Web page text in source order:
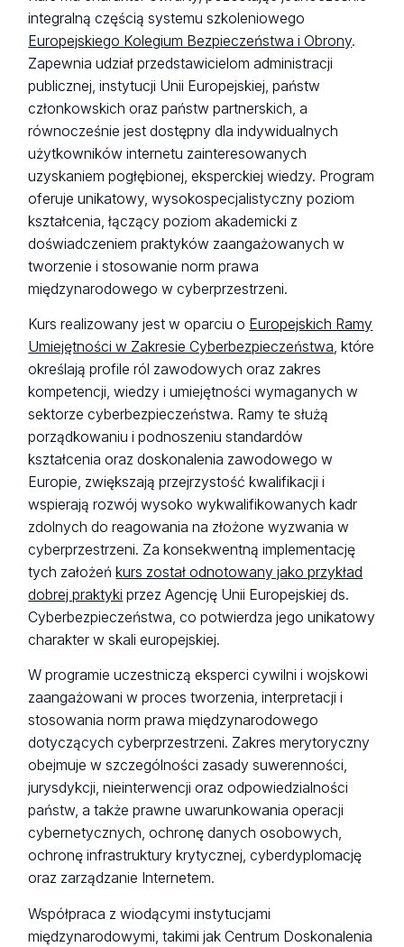
integralną częścią systemu szkoleniowego
Europejskiego Kolegium Bezpieczeństwa i Obrony.
Zapewnia udział przedstawicielom administracji
publicznej, instytucji Unii Europejskiej, państw
członkowskich oraz państw partnerskich, a
równocześnie jest dostępny dla indywidualnych
użytkowników internetu zainteresowanych
uzyskaniem pogłębionej, eksperckiej wiedzy. Program
oferuje unikatowy, wysokospecjalistyczny poziom
kształcenia, łączący poziom akademicki z
doświadczeniem praktyków zaangażowanych w
tworzenie i stosowanie norm prawa
międzynarodowego w cyberprzestrzeni.
Kurs realizowany jest w oparciu o Europejskich Ramy
Umiejętności w Zakresie Cyberbezpieczeństwa, które
określają profile ról zawodowych oraz zakres
kompetencji, wiedzy i umiejętności wymaganych w
sektorze cyberbezpieczeństwa. Ramy te służą
porządkowaniu i podnoszeniu standardów
kształcenia oraz doskonalenia zawodowego w
Europie, zwiększają przejrzystość kwalifikacji i
wspierają rozwój wysoko wykwalifikowanych kadr
zdolnych do reagowania na złożone wyzwania w
cyberprzestrzeni. Za konsekwentną implementację
tych założeńkurs został odnotowany jako przykład
dobrej praktyki przez Agencję Unii Europejskiej ds.
Cyberbezpieczeństwa, co potwierdza jego unikatowy
charakter w skali europejskiej.
W programie uczestniczą eksperci cywilni i wojskowi
zaangażowani w proces tworzenia, interpretacji i
stosowania norm prawa międzynarodowego
dotyczących cyberprzestrzeni. Zakres merytoryczny
obejmuje w szczególności zasady suwerenności,
jurysdykcji, nieinterwencji oraz odpowiedzialności
państw, a także prawne uwarunkowania operacji
cybernetycznych, ochronę danych osobowych,
ochronę infrastruktury krytycznej, cyberdyplomację
oraz zarządzanie Internetem.
Współpraca z wiodącymi instytucjami
międzynarodowymi, takimi jak Centrum Doskonalenia